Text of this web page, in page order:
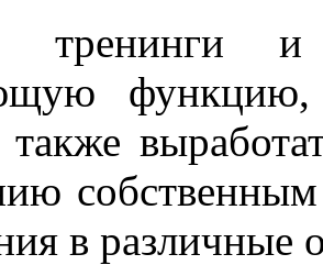
тренинги
функцию,
в различные